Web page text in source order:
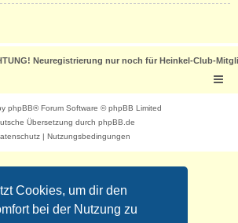
Cookies, um dir den
bei der Nutzung zu
Neuregistrierung nur noch für Heinkel-Club-
phpBB® Forum Software © phpBB Limited
Übersetzung durch phpBB.de
| Nutzungsbedingungen